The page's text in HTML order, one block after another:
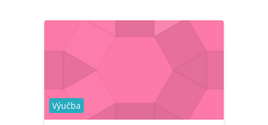
Kategória kurzu
Výučba